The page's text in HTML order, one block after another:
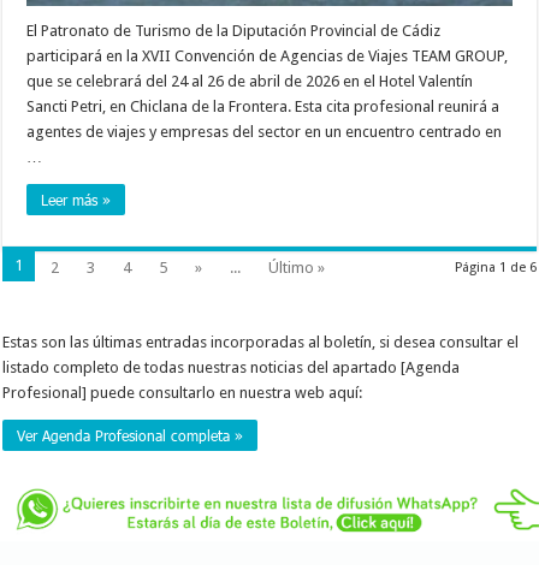
El Patronato de Turismo de la Diputación Provincial de Cádiz
participará en la XVII Convención de Agencias de Viajes TEAM GROUP,
que se celebrará del 24 al 26 de abril de 2026 en el Hotel Valentín
Sancti Petri, en Chiclana de la Frontera. Esta cita profesional reunirá a
agentes de viajes y empresas del sector en un encuentro centrado en
…
Leer más »
Página 1 de 6
1 2 3 4 5 » ... Último »
Estas son las últimas entradas incorporadas al boletín, si desea consultar el
listado completo de todas nuestras noticias del apartado [Agenda
Profesional] puede consultarlo en nuestra web aquí:
Ver Agenda Profesional completa »